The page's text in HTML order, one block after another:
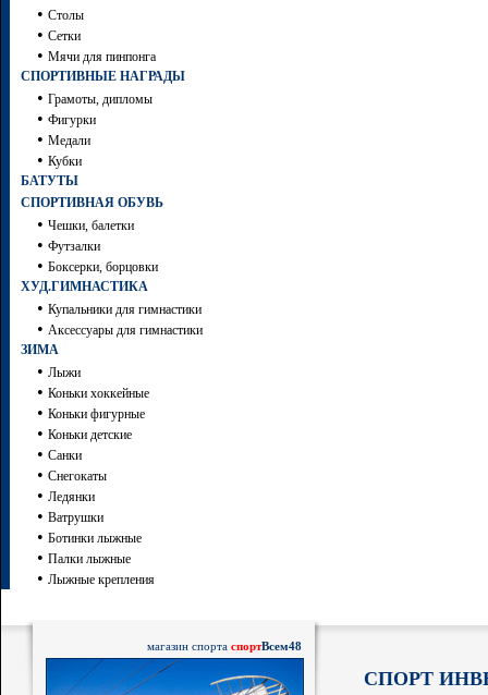
• Столы
• Сетки
• Мячи для пинпонга
СПОРТИВНЫЕ НАГРАДЫ
• Грамоты, дипломы
• Фигурки
• Медали
• Кубки
БАТУТЫ
СПОРТИВНАЯ ОБУВЬ
• Чешки, балетки
• Футзалки
• Боксерки, борцовки
ХУД.ГИМНАСТИКА
• Купальники для гимнастики
• Аксессуары для гимнастики
ЗИМА
• Лыжи
• Коньки хоккейные
• Коньки фигурные
• Коньки детские
• Санки
• Снегокаты
• Ледянки
• Ватрушки
• Ботинки лыжные
• Палки лыжные
• Лыжные крепления
магазин спорта спортВсем48
СПОРТ